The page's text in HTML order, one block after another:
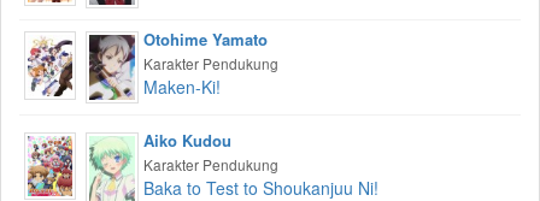
Otohime Yamato
Karakter Pendukung
Maken-Ki!
Aiko Kudou
Karakter Pendukung
Baka to Test to Shoukanjuu Ni!